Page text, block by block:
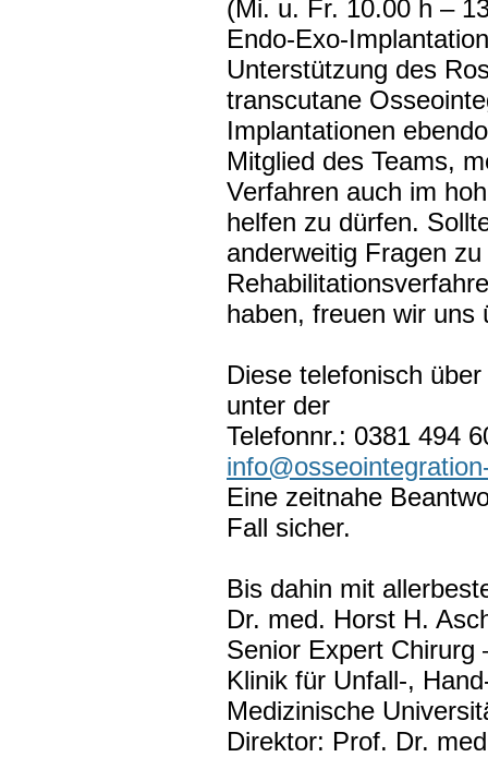
(Mi. u. Fr. 10.00 h –
Endo-Exo-
Unterstützung des
transcutane
Implantationen
Mitglied des Teams,
Verfahren auch im
helfen zu dürfen.
anderweitig Fragen
haben, freuen wir uns
Diese telefonisch
unter der
Telefonnr.: 0381 494
Eine zeitnahe
Fall sicher.
Bis dahin mit
Dr. med. Horst H.
Senior Expert Chirurg
Klinik für Unfall-,
Medizinische
Direktor: Prof. Dr.